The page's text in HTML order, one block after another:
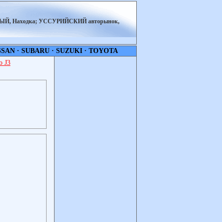
Находка; УССУРИЙСКИЙ авторынок,
· SUBARU· SUZUKI· TOYOTA
J3